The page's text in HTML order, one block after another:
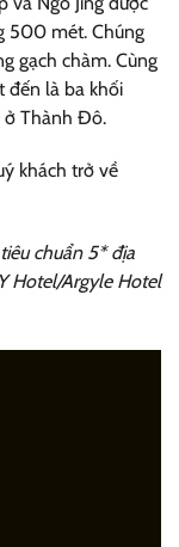
500 mét. Chúng
gạch chàm. Cùng
đến là ba khối
ở Thành Đô.
khách trở về
chuẩn 5* địa
Hotel/Argyle Hotel